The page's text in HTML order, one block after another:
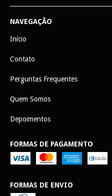
NAVEGAÇÃO
Início
Contato
Perguntas Frequentes
Quem Somos
Depoimentos
FORMAS DE PAGAMENTO
FORMAS DE ENVIO